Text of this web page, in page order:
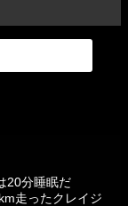
20分睡眠だ
走ったクレイジ